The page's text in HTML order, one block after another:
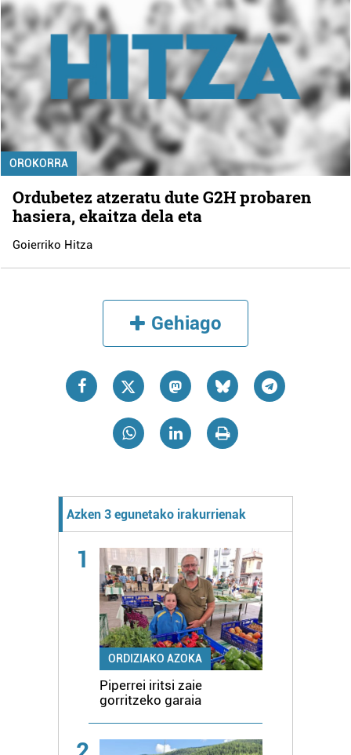
OROKORRA
Ordubetez atzeratu dute G2H probaren
hasiera, ekaitza dela eta
Goierriko Hitza
Gehiago
Azken 3 egunetako irakurrienak
1
ORDIZIAKO AZOKA
Piperrei iritsi zaie
gorritzeko garaia